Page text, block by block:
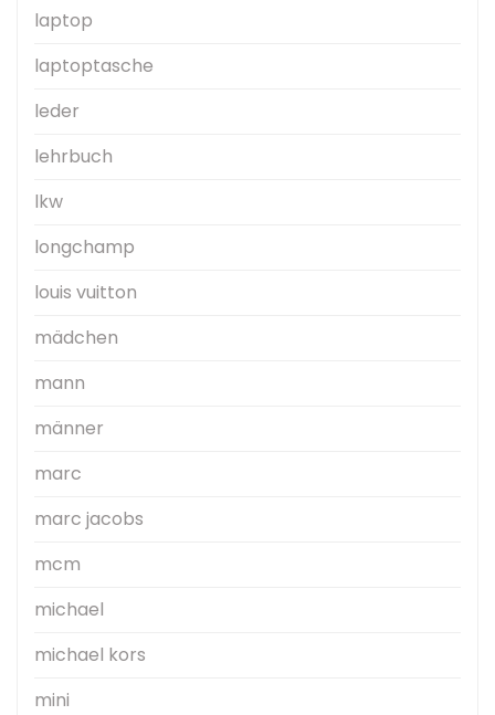
laptop
laptoptasche
leder
lehrbuch
lkw
longchamp
louis vuitton
mädchen
mann
männer
marc
marc jacobs
mcm
michael
michael kors
mini